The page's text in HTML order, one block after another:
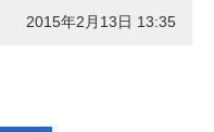
2015年2月13日 13:35